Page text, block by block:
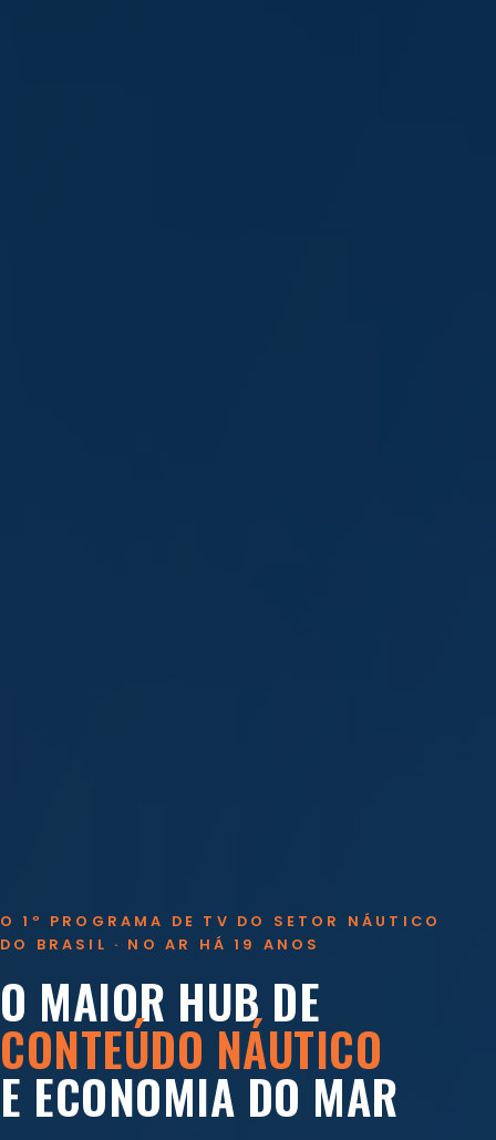
O 1º PROGRAMA DE TV DO SETOR NÁUTICO
DO BRASIL · NO AR HÁ 19 ANOS
O MAIOR HUB DE
CONTEÚDO NÁUTICO
E ECONOMIA DO MAR